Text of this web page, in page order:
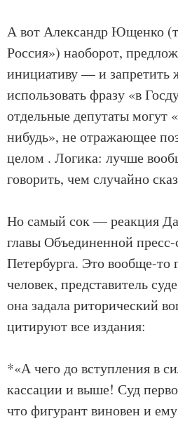
А вот Александр Ющенко
Россия») наоборот,
инициативу — и запретить
использовать фразу «в
отдельные депутаты могут
нибудь», не отражающее
целом . Логика: лучше
говорить, чем случайно
Но самый сок — реакция
главы Объединенной
Петербурга. Это вообще-то
человек, представитель
она задала риторический
цитируют все издания:
*«А чего до вступления в
кассации и выше! Суд
что фигурант виновен и